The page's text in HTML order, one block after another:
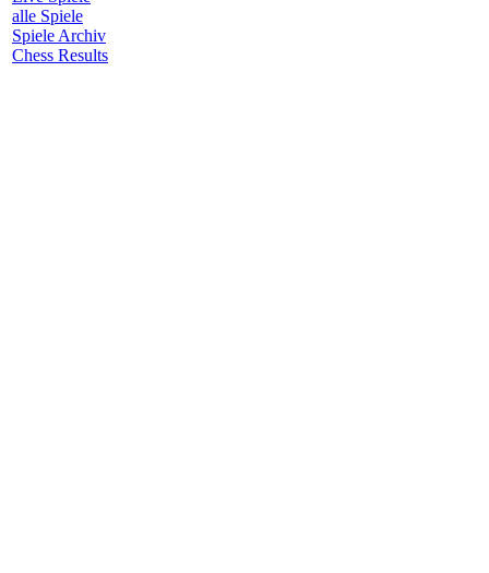
alle Spiele
Spiele Archiv
Chess Results